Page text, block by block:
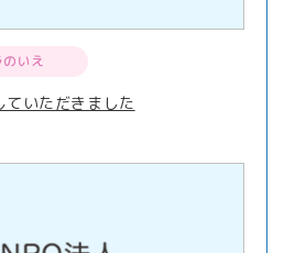
のいえ
いただきました